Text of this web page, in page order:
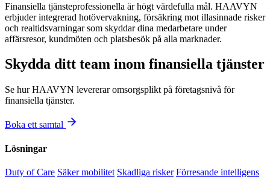
Finansiella tjänsteprofessionella är högt värdefulla mål. HAAVYN
erbjuder integrerad hotövervakning, försäkring mot illasinnade risker
och realtidsvarningar som skyddar dina medarbetare under
affärsresor, kundmöten och platsbesök på alla marknader.
Skydda ditt team inom finansiella tjänster
Se hur HAAVYN levererar omsorgsplikt på företagsnivå för
finansiella tjänster.
Boka ett samtal
Lösningar
Duty of Care Säker mobilitet Skadliga risker Förresande intelligens